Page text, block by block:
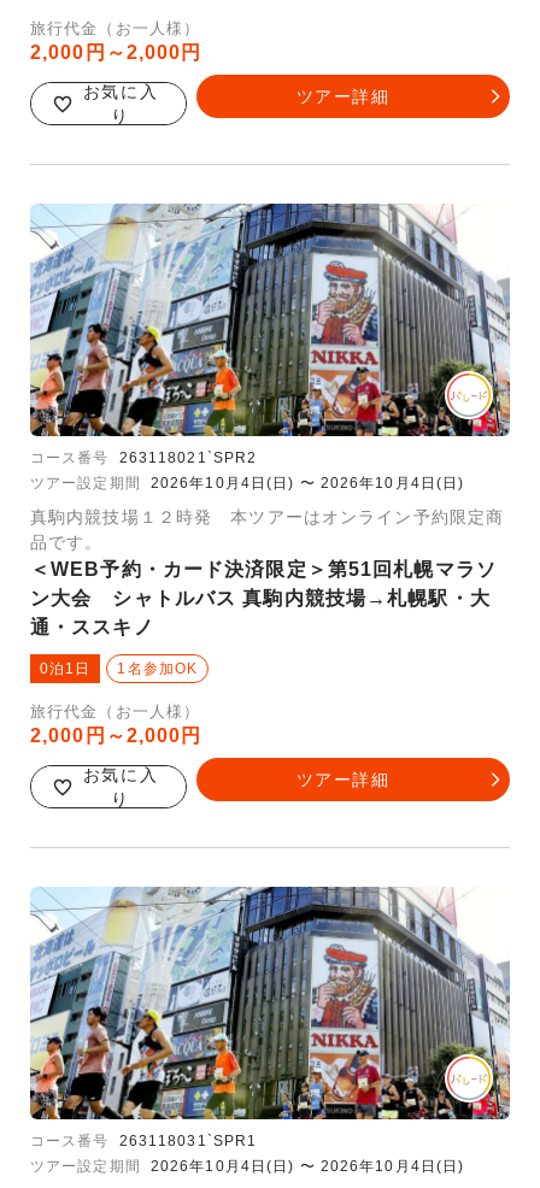
旅行代金（お一人様）
2,000円～2,000円
お気に入
り
ツアー詳細
コース番号
263118021`SPR2
ツアー設定期間
2026年10月4日(日) 〜 2026年10月4日(日)
真駒内競技場１２時発 本ツアーはオンライン予約限定商
品です。
＜WEB予約・カード決済限定＞第51回札幌マラソ
ン大会 シャトルバス 真駒内競技場→札幌駅・大
通・ススキノ
0泊1日 1名参加OK
旅行代金（お一人様）
2,000円～2,000円
お気に入
り
ツアー詳細
コース番号
263118031`SPR1
ツアー設定期間
2026年10月4日(日) 〜 2026年10月4日(日)